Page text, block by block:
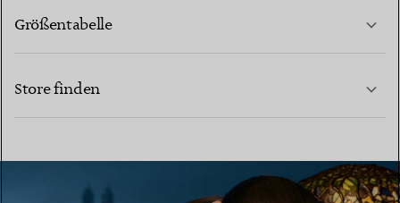
Größentabelle
Store finden